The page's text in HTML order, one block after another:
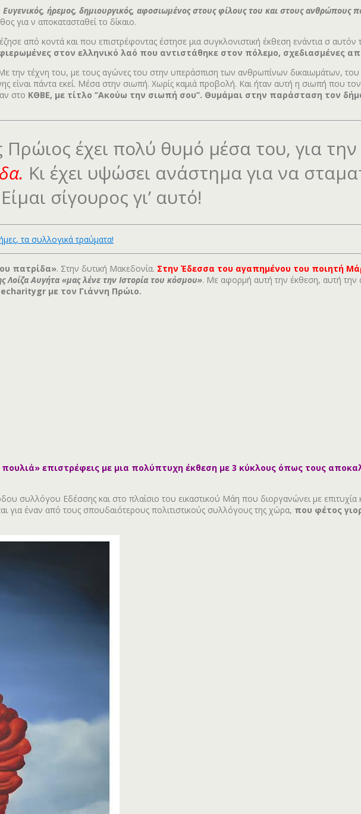
ήρεμος, δημιουργικός, αφοσιωμένος στους φίλους του και στους ανθρώπους
για ν αποκατασταθεί το δίκαιο.
από κοντά και που επιστρέφοντας έστησε μια συγκλονιστική έκθεση ενάντια σ
στον ελληνικό λαό που αντιστάθηκε στον πόλεμο, σχεδιασμένες
την τέχνη του, με τους αγώνες του στην υπεράσπιση των ανθρωπίνων δικαιωμάτων, του
είναι πάντα εκεί. Μέσα στην σιωπή. Χωρίς καμιά προβολή. Και ήταν αυτή η σιωπή που
στο ΚΘΒΕ, με τίτλο ‘’Ακούω την σιωπή σου’’. Θυμάμαι στην παράσταση τον
Πρώιος έχει πολύ θυμό μέσα του, για την
Κι έχει υψώσει ανάστημα για να
σίγουρος γι’ αυτό!
τα συλλογικά τραύματα!
πατρίδα». Στην δυτική Μακεδονία. Στην Έδεσσα του αγαπημένου του ποιητή
Λοίζα Αυγήτα «μας λένε την Ιστορία του κόσμου». Με αφορμή αυτή την έκθεση, αυτή την
με τον Γιάννη Πρώιο.
επιστρέφεις με μια πολύπτυχη έκθεση με 3 κύκλους όπως τους
συλλόγου Εδέσσης και στο πλαίσιο του εικαστικού Μάη που διοργανώνει με επιτυχία
έναν από τους σπουδαιότερους πολιτιστικούς συλλόγους της χώρα, που φέτος